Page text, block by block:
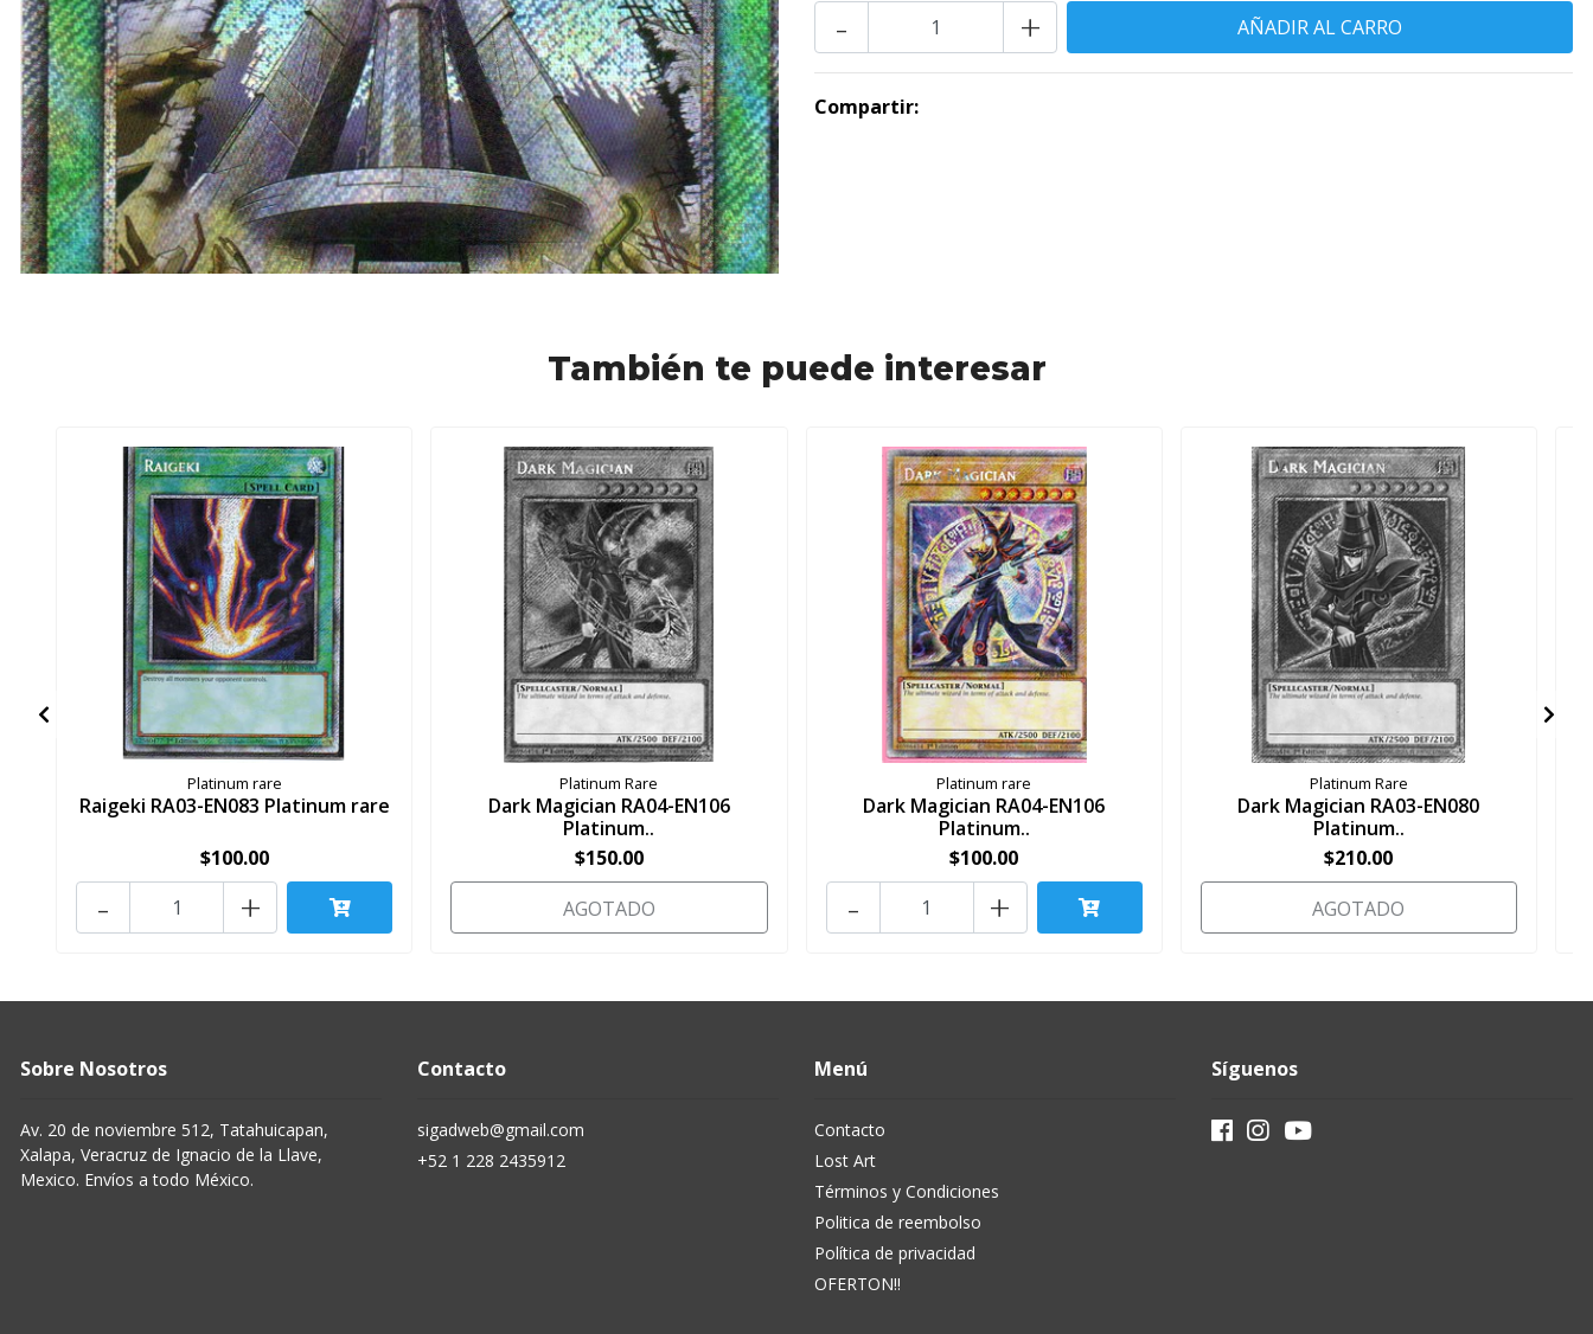
+
-
Compartir:
También te puede interesar
Platinum rare
Raigeki RA03-EN083 Platinum rare
$100.00
+
-
Platinum Rare
Dark Magician RA04-EN106
Platinum..
$150.00
AGOTADO
Platinum rare
Dark Magician RA04-EN106
Platinum..
$100.00
+
-
Platinum Rare
Dark Magician RA03-EN080
Platinum..
$210.00
AGOTADO
Sobre Nosotros
Av. 20 de noviembre 512, Tatahuicapan,
Xalapa, Veracruz de Ignacio de la Llave,
Mexico. Envíos a todo México.
Contacto
sigadweb@gmail.com
+52 1 228 2435912
Menú
Contacto
Lost Art
Términos y Condiciones
Politica de reembolso
Política de privacidad
OFERTON!!
Síguenos